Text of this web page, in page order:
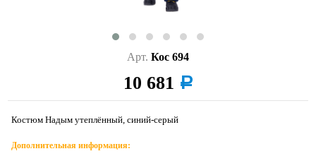
Арт. Кос 694
10 681 a
Костюм Надым утеплённый, синий-серый
Дополнительная информация: